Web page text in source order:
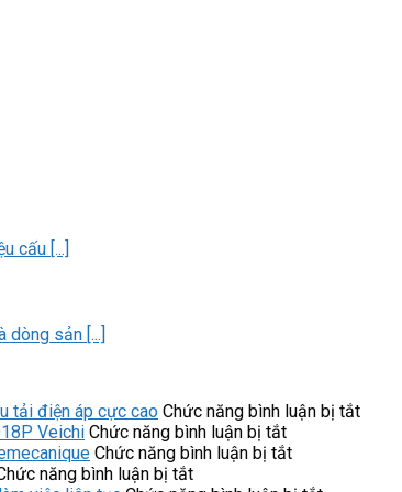
cấu [...]
dòng sản [...]
tải điện áp cực cao Chức năng bình luận bị tắtở
Veichi Chức năng bình luận bị tắtở
Các
Chức năng bình luận bị tắtở
năng bình luận bị tắtở